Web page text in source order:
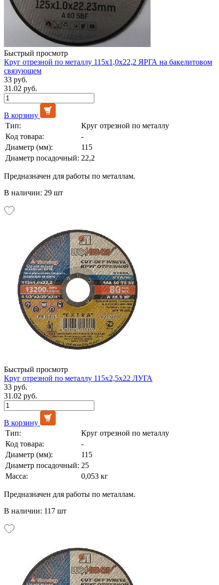
Быстрый просмотр
Круг отрезной по металлу 115х1,0х22,2 ЯРГА на бакелитовом
связующем
33 руб.
31.02 руб.
В корзину
Тип:
Круг отрезной по металлу
Код товара:
-
Диаметр (мм):
115
Диаметр посадочный: 22,2
Предназначен для работы по металлам.
В наличии: 29 шт
Быстрый просмотр
Круг отрезной по металлу 115х2,5х22 ЛУГА
33 руб.
31.02 руб.
В корзину
Тип:
Круг отрезной по металлу
Код товара:
-
Диаметр (мм):
115
Диаметр посадочный: 25
Масса:
0,053 кг
Предназначен для работы по металлам.
В наличии: 117 шт